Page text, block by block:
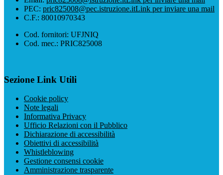
PEC: pric825008@pec.istruzione.itLink per inviare una mail
C.F.: 80010970343
Cod. fornitori: UFJNIQ
Cod. mec.: PRIC825008
Sezione Link Utili
Cookie policy
Note legali
Informativa Privacy
Ufficio Relazioni con il Pubblico
Dichiarazione di accessibilità
Obiettivi di accessibilità
Whistleblowing
Gestione consensi cookie
Amministrazione trasparente